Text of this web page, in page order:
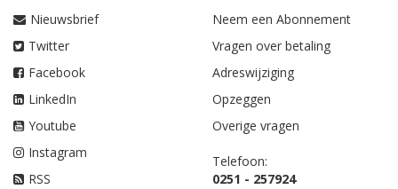
Nieuwsbrief
Twitter
Facebook
LinkedIn
Youtube
Instagram
RSS
Neem een Abonnement
Vragen over betaling
Adreswijziging
Opzeggen
Overige vragen
Telefoon:
0251 - 257924